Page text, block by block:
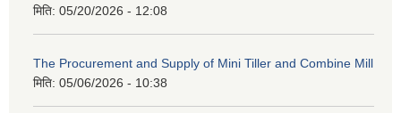
मिति: 05/20/2026 - 12:08
The Procurement and Supply of Mini Tiller and Combine Mill
मिति: 05/06/2026 - 10:38